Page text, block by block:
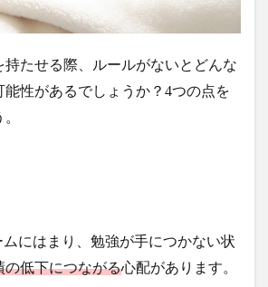
持たせる際、ルールがないとどんな
能性があるでしょうか？4つの点を
ムにはまり、勉強が手につかない状
の低下につながる心配があります。